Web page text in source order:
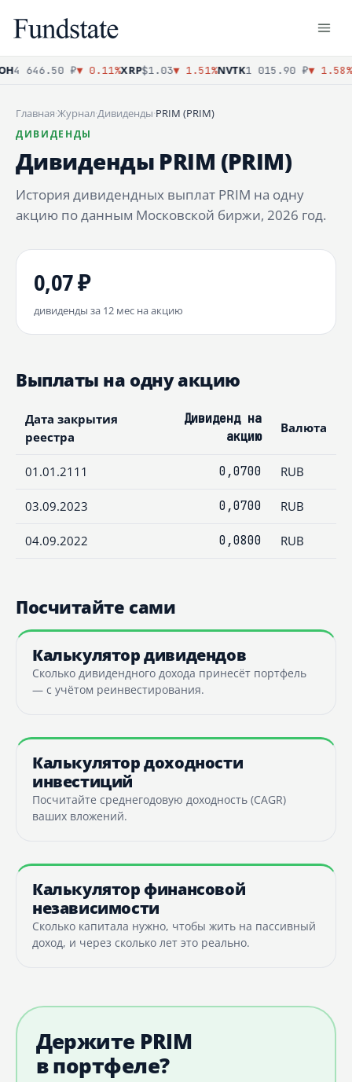
4 646.50 ₽▼ 0.11%XRP$1.03▼ 1.51%NVTK1 015.90 ₽▼ 1.58%
Главная·Журнал·Дивиденды·PRIM (PRIM)
ДИВИДЕНДЫ
Дивиденды PRIM (PRIM)
История дивидендных выплат PRIM на одну
акцию по данным Московской биржи, 2026 год.
0,07 ₽
дивиденды за 12 мес на акцию
Выплаты на одну акцию
Дата закрытия
реестра
Дивиденд на
акцию
Валюта
01.01.2111 0,0700 RUB
03.09.2023 0,0700 RUB
04.09.2022 0,0800 RUB
Посчитайте сами
Калькулятор дивидендов
Сколько дивидендного дохода принесёт портфель
— с учётом реинвестирования.
Калькулятор доходности
инвестиций
Посчитайте среднегодовую доходность (CAGR)
ваших вложений.
Калькулятор финансовой
независимости
Сколько капитала нужно, чтобы жить на пассивный
доход, и через сколько лет это реально.
Держите PRIM
в портфеле?